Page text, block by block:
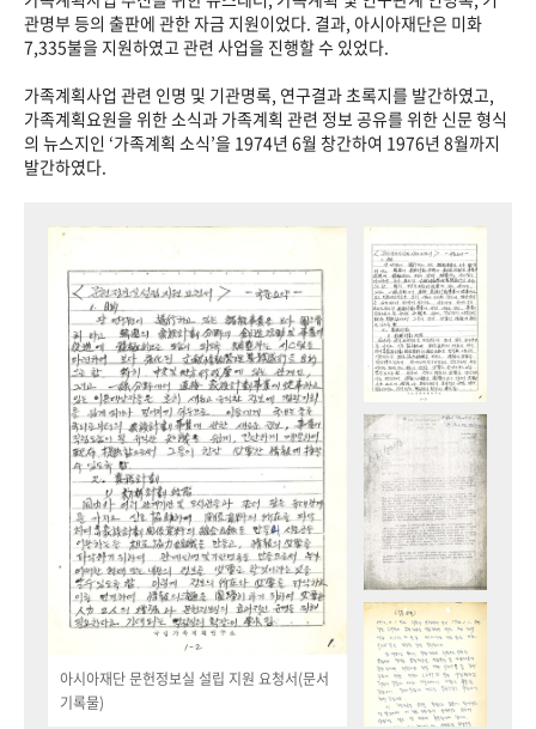
관명부 등의 출판에 관한 자금 지원이었다. 결과, 아시아재단은 미화
7,335불을 지원하였고 관련 사업을 진행할 수 있었다.
가족계획사업 관련 인명 및 기관명록, 연구결과 초록지를 발간하였고,
가족계획요원을 위한 소식과 가족계획 관련 정보 공유를 위한 신문 형식
의 뉴스지인 ‘가족계획 소식’을 1974년 6월 창간하여 1976년 8월까지
발간하였다.
아시아재단 문헌정보실 설립 지원 요청서(문서
기록물)